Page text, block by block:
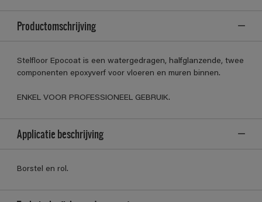
Productomschrijving
Stelfloor Epocoat is een watergedragen, halfglanzende, twee
componenten epoxyverf voor vloeren en muren binnen.
ENKEL VOOR PROFESSIONEEL GEBRUIK.
Applicatie beschrijving
Borstel en rol.